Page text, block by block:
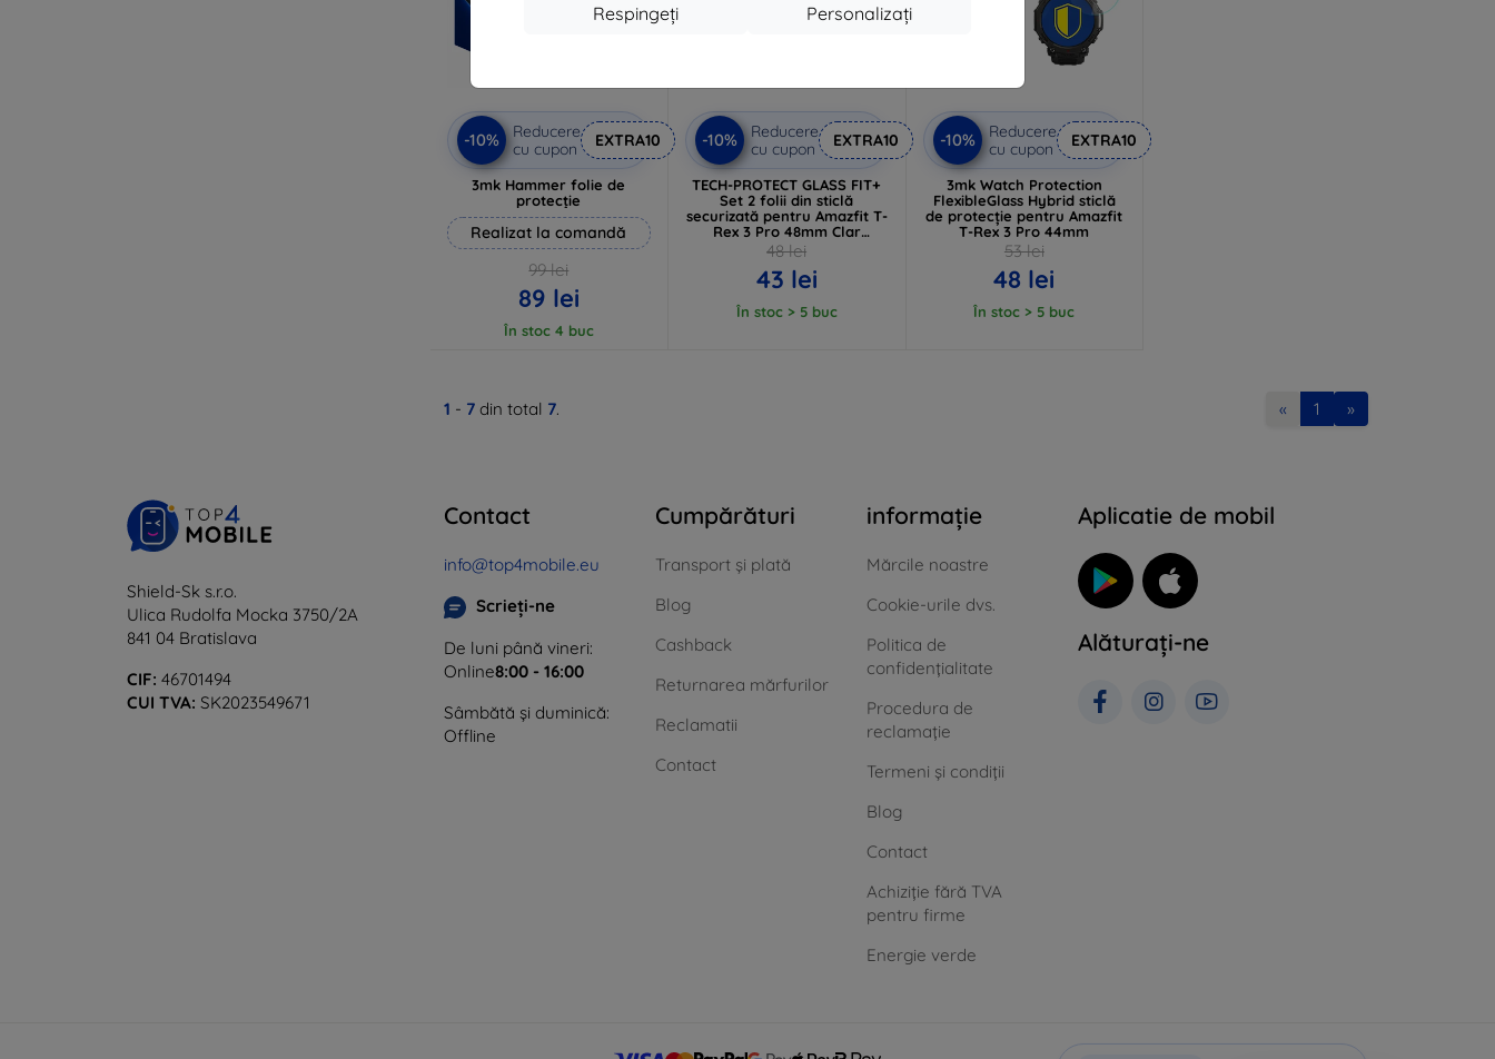
Personalizați
Respingeți
-10%
Reducere
cu cupon
EXTRA10
3mk Hammer folie de
protecție
Realizat la comandă
99 lei
89 lei
În stoc 4 buc
-10%
Reducere
cu cupon
EXTRA10
TECH-PROTECT GLASS FIT+
Set 2 folii din sticlă
securizată pentru Amazfit T-
Rex 3 Pro 48mm Clar
(5906302333202)
48 lei
43 lei
În stoc > 5 buc
-10%
Reducere
cu cupon
EXTRA10
3mk Watch Protection
FlexibleGlass Hybrid sticlă
de protecție pentru Amazfit
T-Rex 3 Pro 44mm
53 lei
48 lei
În stoc > 5 buc
1 - 7 din total 7. « 1 »
Shield-Sk s.r.o.
Ulica Rudolfa Mocka 3750/2A
841 04 Bratislava
CIF: 46701494
CUI TVA: SK2023549671
Contact
info@top4mobile.eu
Scrieți-ne
De luni până vineri:
Online8:00 - 16:00
Sâmbătă și duminică:
Offline
Cumpărături
Transport și plată
Blog
Cashback
Returnarea mărfurilor
Reclamatii
Contact
informație
Mărcile noastre
Cookie-urile dvs.
Politica de
confidențialitate
Procedura de
reclamație
Termeni și condiții
Blog
Contact
Achiziție fără TVA
pentru firme
Energie verde
Aplicatie de mobil
Alăturați-ne